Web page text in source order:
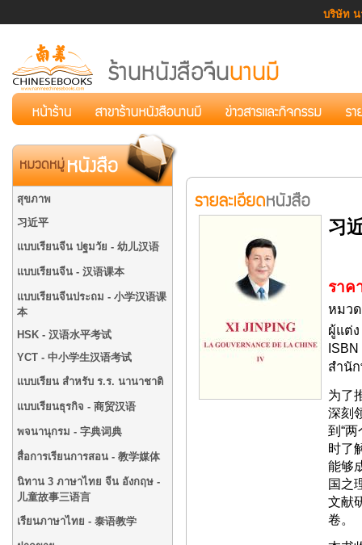
บริษัท น
สุขภาพ
习近平
แบบเรียนจีน ปฐมวัย - 幼儿汉语
แบบเรียนจีน - 汉语课本
แบบเรียนจีนประถม - 小学汉语课
本
HSK - 汉语水平考试
YCT - 中小学生汉语考试
แบบเรียน สำหรับ ร.ร. นานาชาติ
แบบเรียนธุรกิจ - 商贸汉语
พจนานุกรม - 字典词典
สื่อการเรียนการสอน - 教学媒体
นิทาน 3 ภาษาไทย จีน อังกฤษ -
儿童故事三语言
เรียนภาษาไทย - 泰语教学
习
ราค
หมว
ผู้แต่ง
ISBN
สำนั
为了
深刻
到“
时了
能够
国之
文献
卷。